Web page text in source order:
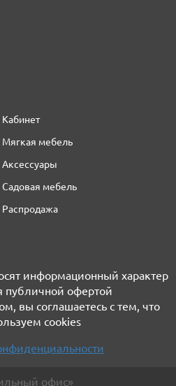
Кабинет
Мягкая мебель
Аксессуары
Садовая мебель
Распродажа
информационный характер
публичной офертой
вы соглашаетесь с тем, что
cookies
офис»